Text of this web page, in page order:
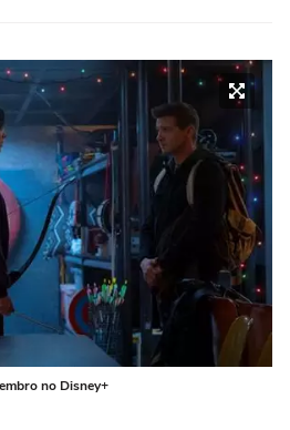
no Disney+